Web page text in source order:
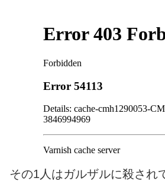
その1人はガルザルに殺され